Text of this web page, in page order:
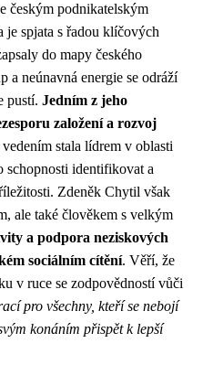
českým podnikatelským
je spjata s řadou klíčových
do mapy českého
a neúnavná energie se odráží
pustí. Jedním z jeho
založení a rozvoj
stala lídrem v oblasti
schopnosti identifikovat a
Zdeněk Chytil však
ale také člověkem s velkým
a podpora neziskových
sociálním cítění. Věří, že
v ruce se zodpovědností vůči
pro všechny, kteří se nebojí
konáním přispět k lepší